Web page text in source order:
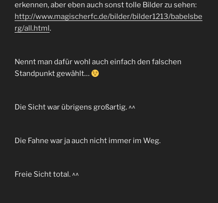
erkennen, aber eben auch sonst tolle Bilder zu sehen:
http://www.magischerfc.de/bilder/bilder1213/babelsbe
rg/all.html.
Nennt man dafür wohl auch einfach den falschen
Standpunkt gewählt…
Die Sicht war übrigens großartig. ^^
Die Fahne war ja auch nicht immer im Weg.
Freie Sicht total. ^^